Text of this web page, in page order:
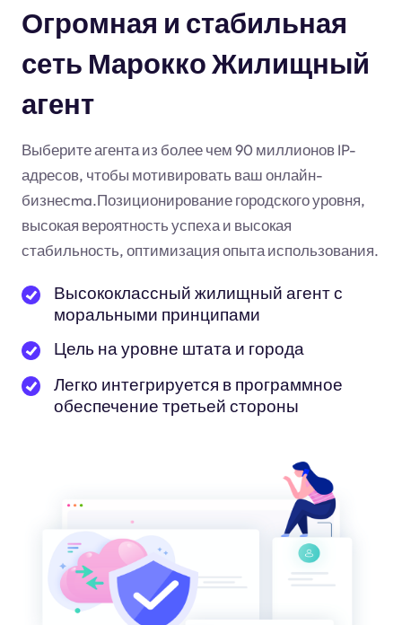
Огромная и стабильная
сеть Марокко Жилищный
агент
Выберите агента из более чем 90 миллионов IP-
адресов, чтобы мотивировать ваш онлайн-
бизнесma.Позиционирование городского уровня,
высокая вероятность успеха и высокая
стабильность, оптимизация опыта использования.
Высококлассный жилищный агент с
моральными принципами
Цель на уровне штата и города
Легко интегрируется в программное
обеспечение третьей стороны